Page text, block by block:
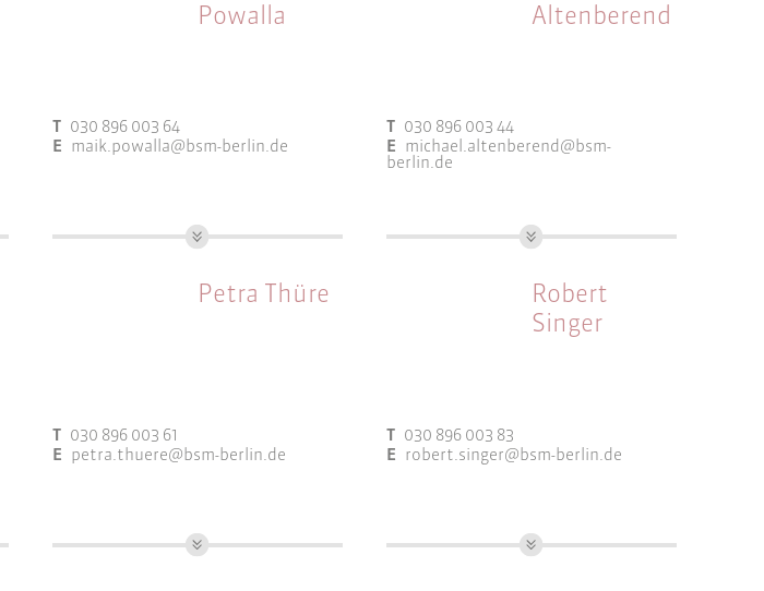
Entwicklungskonzepte
Städtebau
Gebietsbetreuung
Öffentlichkeitsarbeit
Wettbewerbsbetreuung
Powalla
T
030 896 003 64
E
maik.powalla@bsm-berlin.de
M.Sc. Stadt- und Regionalplanung
Projektsteuerung und
Altenberend
T
030 896 003 44
E
michael.altenberend@bsm-
berlin.de
Dipl.-Ing. Stadt- und
Entwicklungskonzepte
Petra Thüre
030 896 003 61
E
petra.thuere@bsm-berlin.de
Dipl.-Ing. für Bauwesen
Robert
Singer
030 896 003 83
E
robert.singer@bsm-berlin.de
Dipl.-Ing. Stadt- und